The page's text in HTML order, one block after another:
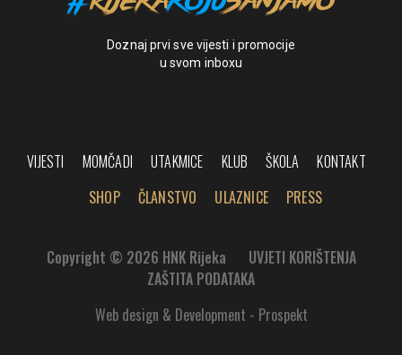
Doznaj prvi sve vijesti i promocije
u svom inboxu
VIJESTI MOMČADI UTAKMICE KLUB ŠKOLA
KONTAKT
SHOP
ČLANSTVO ULAZNICE PRESS
Copyright © 2026 HNK Rijeka
UVJETI KORIŠTENJA
ZAŠTITA PODATAKA
Web design & Development - Prospekt